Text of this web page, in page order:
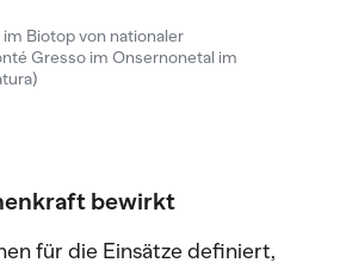
Biotop von nationaler
Gresso im Onsernonetal im
bewirkt
für die Einsätze definiert,